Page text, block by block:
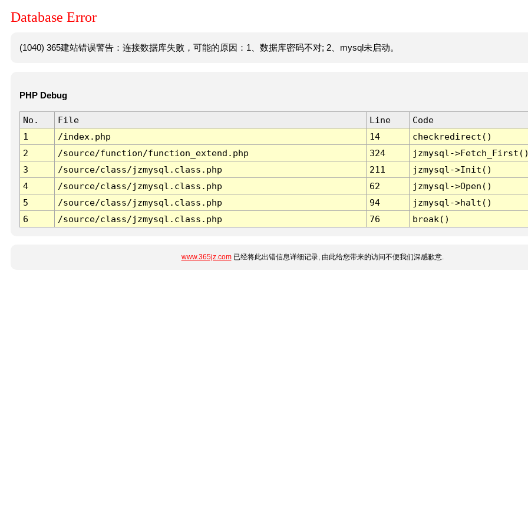
Database Error
(1040) 365建站错误警告：连接数据库失败，可能的原因：1、数据库密码不对; 2、mysql未启动。
PHP Debug
No. File Line
Code
1
/index.php 14
checkredirect()
2
/source/function/function_extend.php 324
jzmysql-
3
/source/class/jzmysql.class.php 211
jzmysql->Init()
4
/source/class/jzmysql.class.php 62
jzmysql->Open()
5
/source/class/jzmysql.class.php 94
jzmysql->halt()
6
/source/class/jzmysql.class.php 76 break()
www.365jz.com已经将此出错信息详细记录, 由此给您带来的访问不便我们深感歉意.